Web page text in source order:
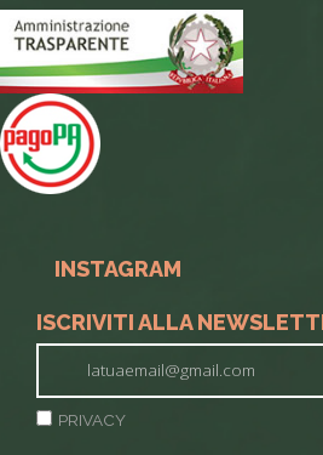
INSTAGRAM
ISCRIVITI ALLA
PRIVACY